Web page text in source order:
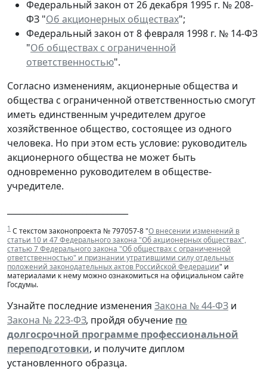
Федеральный закон от 26 декабря 1995 г. № 208-
ФЗ "Об акционерных обществах";
Федеральный закон от 8 февраля 1998 г. № 14-ФЗ
"Об обществах с ограниченной
ответственностью".
Согласно изменениям, акционерные общества и
общества с ограниченной ответственностью смогут
иметь единственным учредителем другое
хозяйственное общество, состоящее из одного
человека. Но при этом есть условие: руководитель
акционерного общества не может быть
одновременно руководителем в обществе-
учредителе.
1 С текстом законопроекта № 797057-8 "О внесении изменений в
статьи 10 и 47 Федерального закона "Об акционерных обществах",
статью 7 Федерального закона "Об обществах с ограниченной
ответственностью" и признании утратившими силу отдельных
положений законодательных актов Российской Федерации" и
материалами к нему можно ознакомиться на официальном сайте
Госдумы.
Узнайте последние изменения Закона № 44-ФЗ и
Закона № 223-ФЗ, пройдя обучение по
долгосрочной программе профессиональной
переподготовки, и получите диплом
установленного образца.